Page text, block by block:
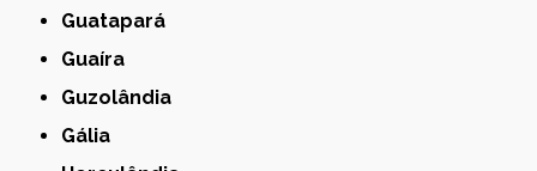
Guatapará
Guaíra
Guzolândia
Gália